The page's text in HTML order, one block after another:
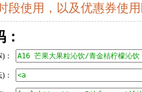
段使用，以及优惠券使
：
：